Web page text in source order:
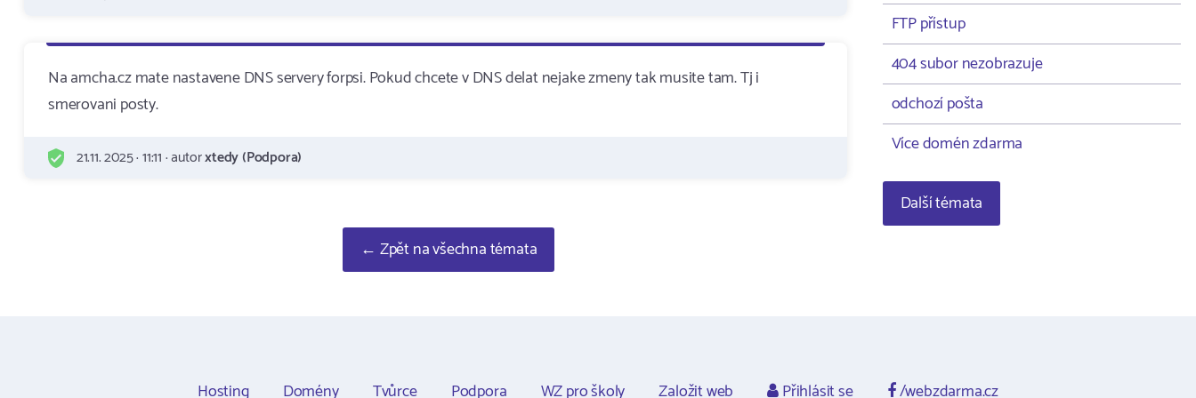
Na amcha.cz mate nastavene DNS servery forpsi. Pokud chcete v DNS delat nejake zmeny tak musite tam. Tj i
smerovani posty.
21.11. 2025 · 11:11 · autorxtedy (Podpora)
← Zpět na všechna témata
FTP přístup
404 subor nezobrazuje
odchozí pošta
Více domén zdarma
Další témata
Hosting Domény Tvůrce Podpora WZ pro školy Založit web Přihlásit se /webzdarma.cz